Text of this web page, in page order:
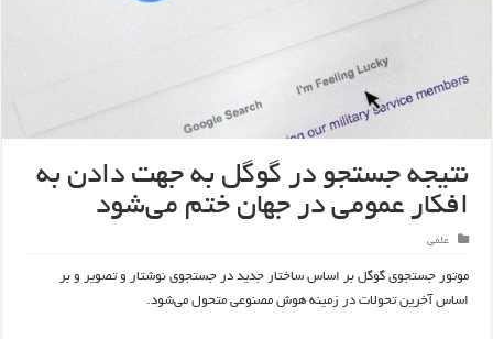
نتیجه جستجو در گوگل به جهت دادن به
افکار عمومی در جهان ختم می‌شود
علمی
موتور جستجوی گوگل بر اساس ساختار جدید در جستجوی نوشتار و تصویر و بر
اساس آخرین تحولات در زمینه هوش مصنوعی متحول می‌شود.